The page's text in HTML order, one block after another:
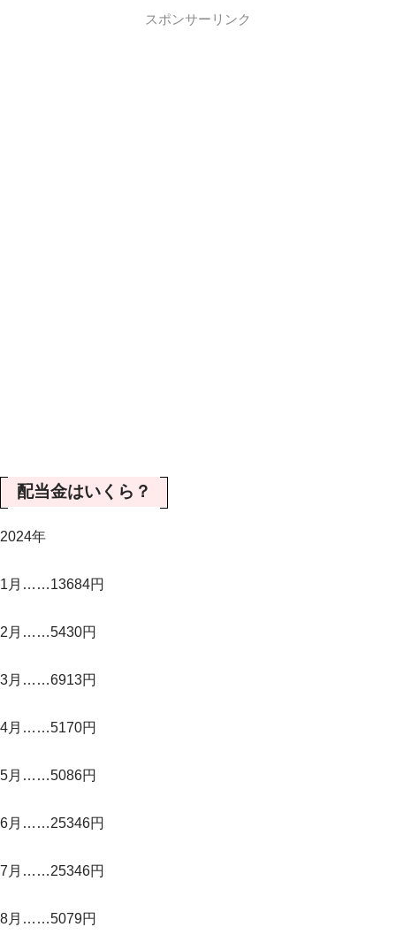
スポンサーリンク
配当金はいくら？
2024年
1月……13684円
2月……5430円
3月……6913円
4月……5170円
5月……5086円
6月……25346円
7月……25346円
8月……5079円